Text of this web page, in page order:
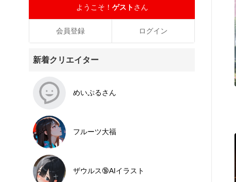
ようこそ！ ゲストさん
会員登録 ログイン
新着クリエイター
めいぷるさん
フルーツ大福
ザウルス🔞AIイラスト